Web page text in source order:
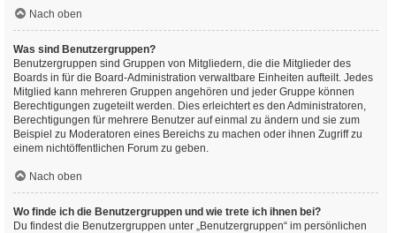
Nach oben
Was sind Benutzergruppen?
Benutzergruppen sind Gruppen von Mitgliedern, die die Mitglieder des
Boards in für die Board-Administration verwaltbare Einheiten aufteilt. Jedes
Mitglied kann mehreren Gruppen angehören und jeder Gruppe können
Berechtigungen zugeteilt werden. Dies erleichtert es den Administratoren,
Berechtigungen für mehrere Benutzer auf einmal zu ändern und sie zum
Beispiel zu Moderatoren eines Bereichs zu machen oder ihnen Zugriff zu
einem nichtöffentlichen Forum zu geben.
Nach oben
Wo finde ich die Benutzergruppen und wie trete ich ihnen bei?
Du findest die Benutzergruppen unter „Benutzergruppen“ im persönlichen